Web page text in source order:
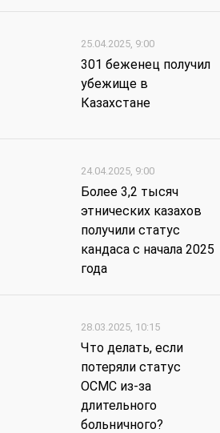
25.04.2025, 9:00
301 беженец получил
убежище в
Казахстане
24.04.2025, 9:00
Более 3,2 тысяч
этнических казахов
получили статус
кандаса с начала 2025
года
28.03.2025, 10:15
Что делать, если
потеряли статус
ОСМС из-за
длительного
больничного?